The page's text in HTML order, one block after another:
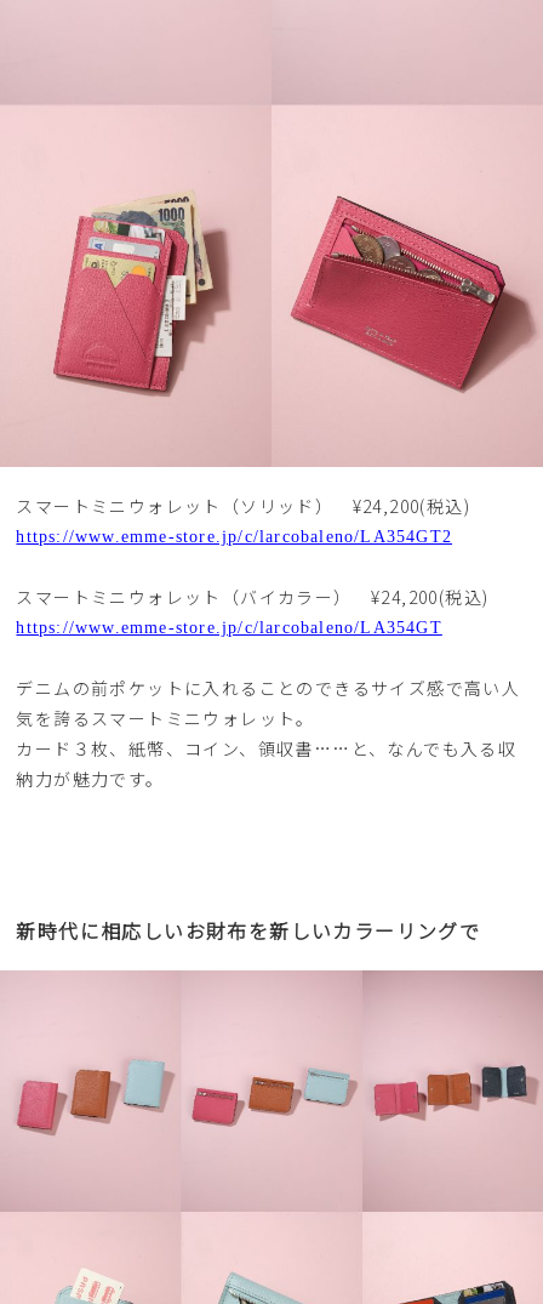
スマートミニウォレット（ソリッド） ¥24,200(税込)
https://www.emme-store.jp/c/larcobaleno/LA354GT2
スマートミニウォレット（バイカラー） ¥24,200(税込)
https://www.emme-store.jp/c/larcobaleno/LA354GT
デニムの前ポケットに入れることのできるサイズ感で高い人
気を誇るスマートミニウォレット。
カード３枚、紙幣、コイン、領収書……と、なんでも入る収
納力が魅力です。
新時代に相応しいお財布を新しいカラーリングで